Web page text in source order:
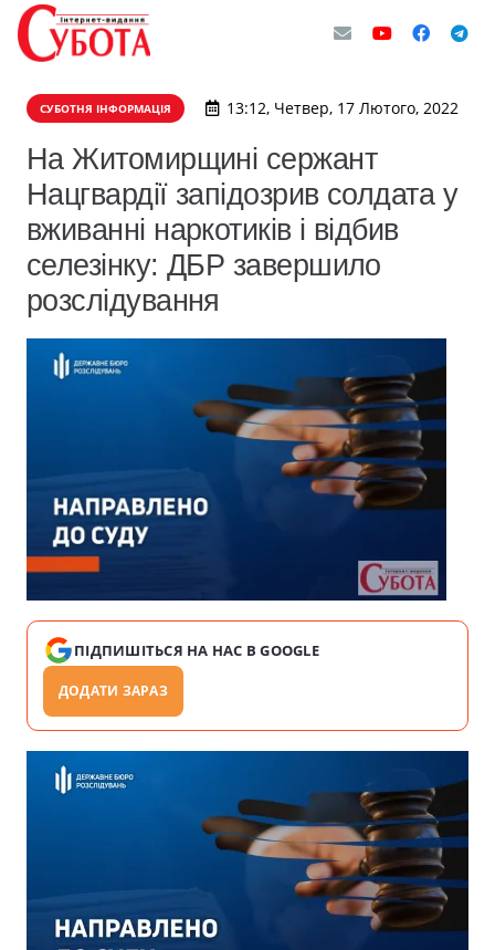
СУБОТНЯ ІНФОРМАЦІЯ 13:12, Четвер, 17 Лютого, 2022
На Житомирщині сержант
Нацгвардії запідозрив солдата у
вживанні наркотиків і відбив
селезінку: ДБР завершило
розслідування
ПІДПИШІТЬСЯ НА НАС В GOOGLE
ДОДАТИ ЗАРАЗ